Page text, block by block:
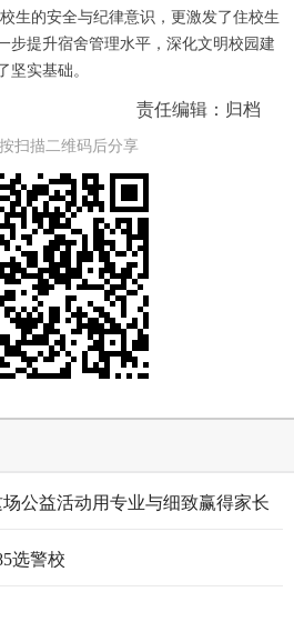
生的安全与纪律意识，更激发了住校生
步提升宿舍管理水平，深化文明校园建
坚实基础。
责任编辑：归档
扫描二维码后分享
公益活动用专业与细致赢得家长
选警校